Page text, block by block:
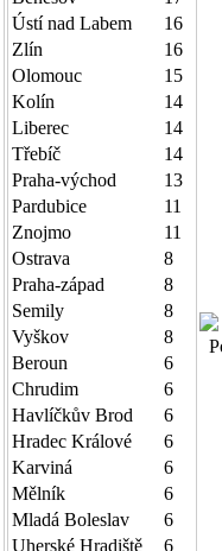
Ústí nad Labem
16
Zlín
16
Olomouc
15
Kolín
14
Liberec
14
Třebíč
14
Praha-východ
13
Pardubice
11
Znojmo
11
Ostrava
8
Praha-západ
8
Semily
8
Vyškov
8
Beroun
6
Chrudim
6
Havlíčkův Brod
6
Hradec Králové
6
Karviná
6
Mělník
6
Mladá Boleslav
6
Uherské Hradiště
6